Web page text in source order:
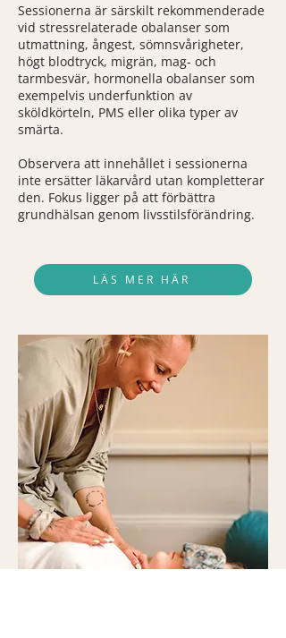
Sessionerna är särskilt rekommenderade
vid stressrelaterade obalanser som
utmattning, ångest, sömnsvårigheter,
högt blodtryck, migrän, mag- och
tarmbesvär, hormonella obalanser som
exempelvis underfunktion av
sköldkörteln, PMS eller olika typer av
smärta.
Observera att innehållet i sessionerna
inte ersätter läkarvård utan kompletterar
den. Fokus ligger på att förbättra
grundhälsan genom livsstilsförändring.
LÄS MER HÄR